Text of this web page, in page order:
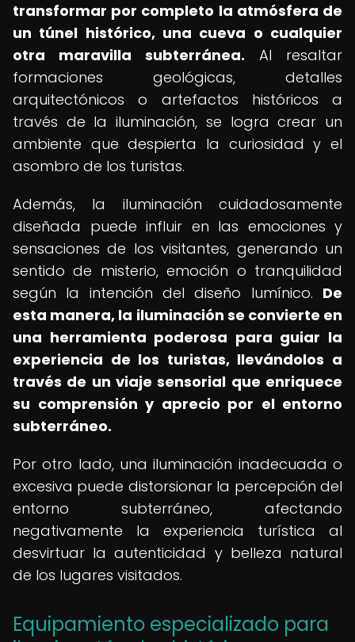
transformar por completo la atmósfera de
un túnel histórico, una cueva o cualquier
otra maravilla subterránea. Al resaltar
formaciones geológicas, detalles
arquitectónicos o artefactos históricos a
través de la iluminación, se logra crear un
ambiente que despierta la curiosidad y el
asombro de los turistas.
Además, la iluminación cuidadosamente
diseñada puede influir en las emociones y
sensaciones de los visitantes, generando un
sentido de misterio, emoción o tranquilidad
según la intención del diseño lumínico. De
esta manera, la iluminación se convierte en
una herramienta poderosa para guiar la
experiencia de los turistas, llevándolos a
través de un viaje sensorial que enriquece
su comprensión y aprecio por el entorno
subterráneo.
Por otro lado, una iluminación inadecuada o
excesiva puede distorsionar la percepción del
entorno subterráneo, afectando
negativamente la experiencia turística al
desvirtuar la autenticidad y belleza natural
de los lugares visitados.
Equipamiento especializado para